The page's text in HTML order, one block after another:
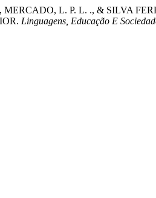
L. P. L. ., & SILVA
Linguagens, Educação E